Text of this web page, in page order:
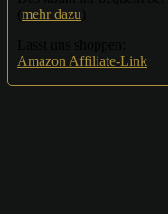
mehr dazu
Amazon Affiliate-Link